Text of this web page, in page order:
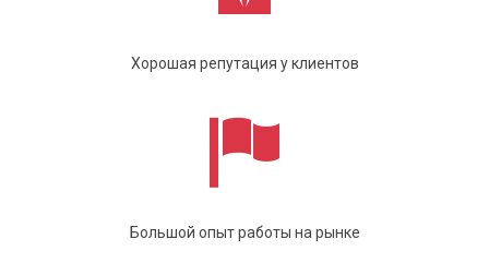
Хорошая репутация у клиентов
Большой опыт работы на рынке